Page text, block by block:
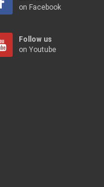
on Facebook
Follow us
on Youtube